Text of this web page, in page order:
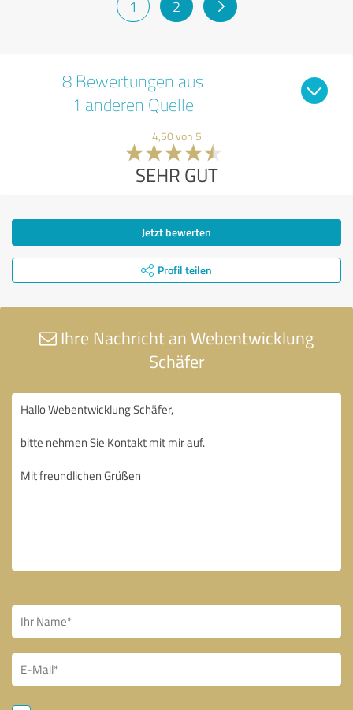
1 2
8 Bewertungen aus
1 anderen Quelle
4,50 von 5
SEHR GUT
Jetzt bewerten
Profil teilen
Ihre Nachricht an Webentwicklung
Schäfer